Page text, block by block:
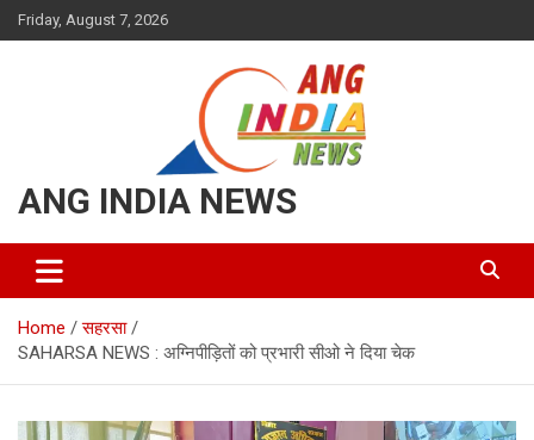
Skip
to
Friday, August 7, 2026
ANG INDIA NEWS
Home
सहरसा
SAHARSA NEWS : अग्निपीड़ितों को प्रभारी सीओ ने दिया चेक